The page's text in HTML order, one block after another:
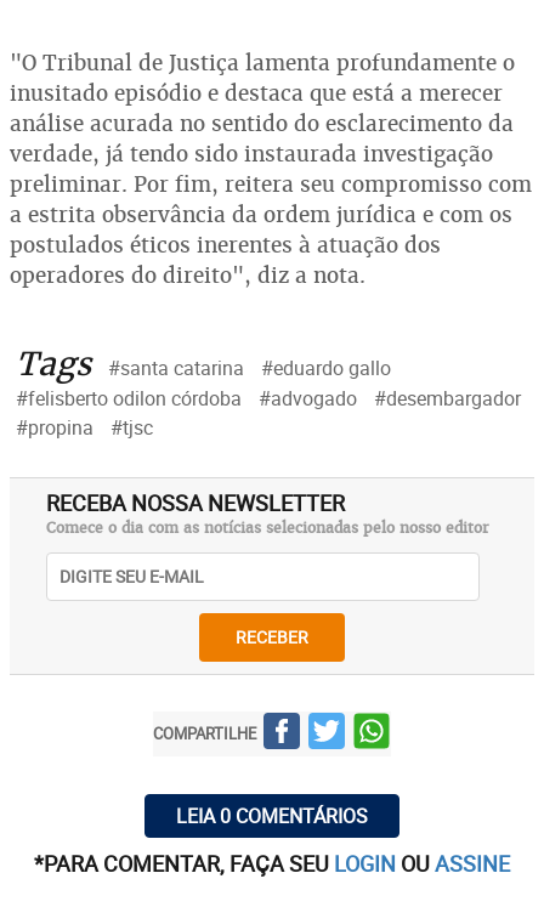
"O Tribunal de Justiça lamenta profundamente o
inusitado episódio e destaca que está a merecer
análise acurada no sentido do esclarecimento da
verdade, já tendo sido instaurada investigação
preliminar. Por fim, reitera seu compromisso com
a estrita observância da ordem jurídica e com os
postulados éticos inerentes à atuação dos
operadores do direito", diz a nota.
Tags #santa catarina
#eduardo gallo
#felisberto odilon córdoba
#advogado
#desembargador
#propina
#tjsc
RECEBA NOSSA NEWSLETTER
Comece o dia com as notícias selecionadas pelo nosso editor
RECEBER
COMPARTILHE
LEIA 0 COMENTÁRIOS
*PARA COMENTAR, FAÇA SEU LOGIN OUASSINE